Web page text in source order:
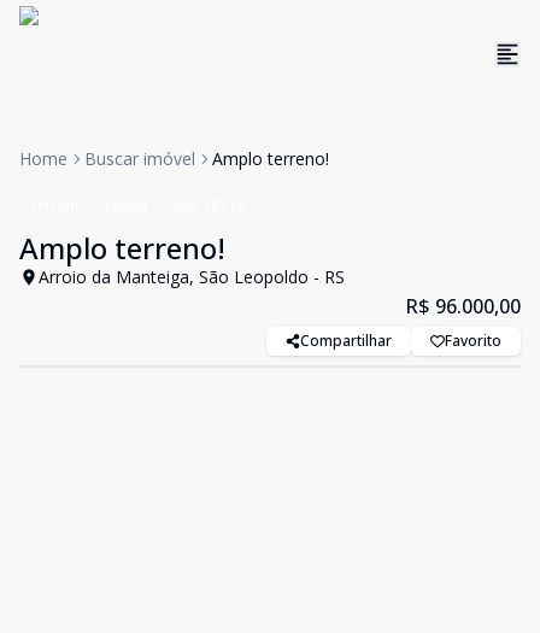
Home Buscar imóvel Amplo terreno!
Amplo terreno!
Arroio da Manteiga, São Leopoldo - RS
R$ 96.000,00
Compartilhar Favorito